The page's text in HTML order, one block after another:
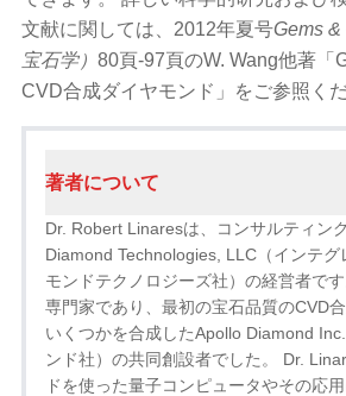
文献に関しては、2012年夏号Gems &
宝​​石学） 80頁-97頁のW. Wang他著「
CVD合成ダイヤモンド」をご参照くだ
著者について
Dr. Robert Linaresは、コンサルティン
Diamond Technologies, LLC（インテグ
モンドテクノロジーズ社）の経営者で
専門家であり、最初の宝石品質のCVD
いくつかを合成したApollo Diamond
ンド社）の共同創設者でした。 Dr.
ドを使った量子コンピュータやその応